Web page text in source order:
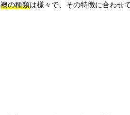
襖の種類は様々で、その特徴に合わせ